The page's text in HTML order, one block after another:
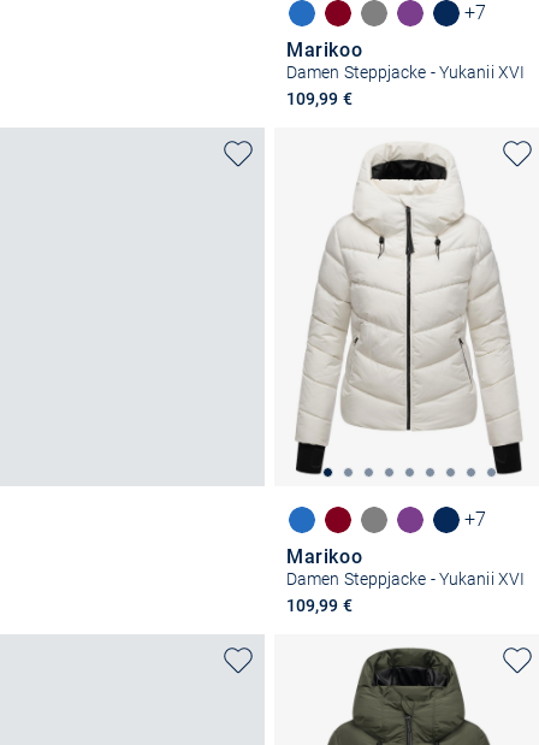
+7
Marikoo
Damen Steppjacke - Yukanii XVI
109,99 €
+7
Marikoo
Damen Steppjacke - Yukanii XVI
109,99 €